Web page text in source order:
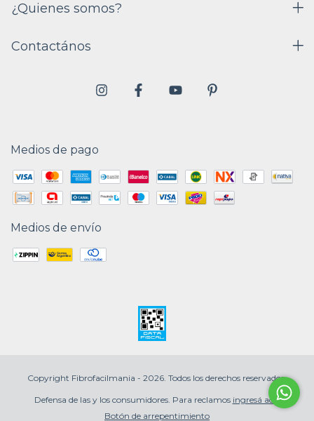
¿Quienes somos?
Contactános
Medios de pago
Medios de envío
Copyright Fibrofacilmania - 2026. Todos los derechos reservados.
Defensa de las y los consumidores. Para reclamos ingresá acá.
Botón de arrepentimiento